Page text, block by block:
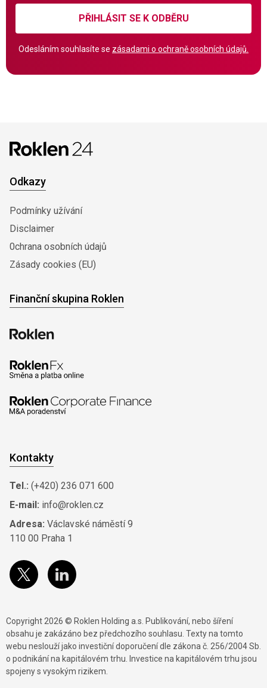
PŘIHLÁSIT SE K ODBĚRU
Odesláním souhlasíte se zásadami o ochraně osobních údajů.
Odkazy
Podmínky užívání
Disclaimer
0chrana osobních údajů
Zásady cookies (EU)
Finanční skupina Roklen
Kontakty
Tel.: (+420) 236 071 600
E-mail: info@roklen.cz
Adresa: Václavské náměstí 9
110 00 Praha 1
Copyright 2026 © Roklen Holding a.s. Publikování, nebo šíření
obsahu je zakázáno bez předchozího souhlasu. Texty na tomto
webu neslouží jako investiční doporučení dle zákona č. 256/2004 Sb.
o podnikání na kapitálovém trhu. Investice na kapitálovém trhu jsou
spojeny s vysokým rizikem.